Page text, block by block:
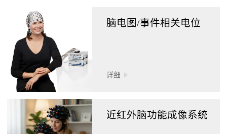
脑电图/事件相关电位
详细
近红外脑功能成像系统